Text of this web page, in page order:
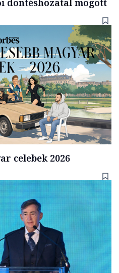
döntéshozatal mögött
celebek 2026